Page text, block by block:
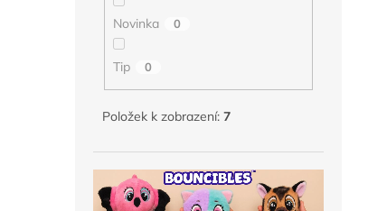
Novinka 0
Tip 0
Položek k zobrazení: 7